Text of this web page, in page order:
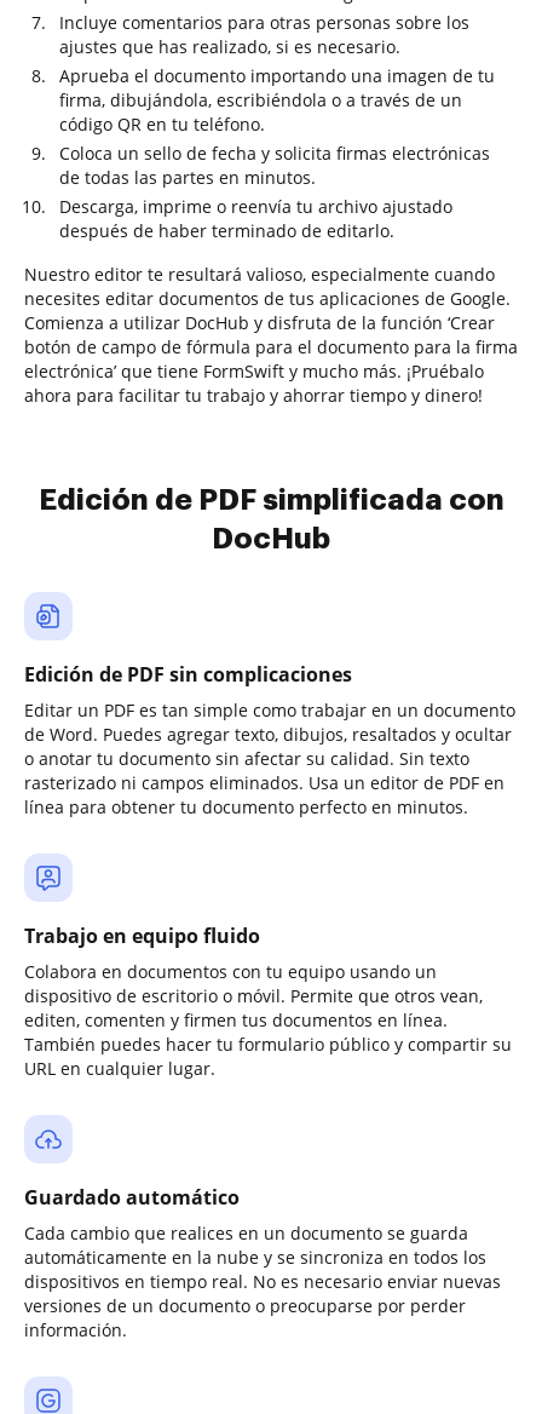
Incluye comentarios para otras personas sobre los
ajustes que has realizado, si es necesario.
Aprueba el documento importando una imagen de tu
firma, dibujándola, escribiéndola o a través de un
código QR en tu teléfono.
Coloca un sello de fecha y solicita firmas electrónicas
de todas las partes en minutos.
Descarga, imprime o reenvía tu archivo ajustado
después de haber terminado de editarlo.
Nuestro editor te resultará valioso, especialmente cuando
necesites editar documentos de tus aplicaciones de Google.
Comienza a utilizar DocHub y disfruta de la función ‘Crear
botón de campo de fórmula para el documento para la firma
electrónica’ que tiene FormSwift y mucho más. ¡Pruébalo
ahora para facilitar tu trabajo y ahorrar tiempo y dinero!
Edición de PDF simplificada con
DocHub
Edición de PDF sin complicaciones
Editar un PDF es tan simple como trabajar en un documento
de Word. Puedes agregar texto, dibujos, resaltados y ocultar
o anotar tu documento sin afectar su calidad. Sin texto
rasterizado ni campos eliminados. Usa un editor de PDF en
línea para obtener tu documento perfecto en minutos.
Trabajo en equipo fluido
Colabora en documentos con tu equipo usando un
dispositivo de escritorio o móvil. Permite que otros vean,
editen, comenten y firmen tus documentos en línea.
También puedes hacer tu formulario público y compartir su
URL en cualquier lugar.
Guardado automático
Cada cambio que realices en un documento se guarda
automáticamente en la nube y se sincroniza en todos los
dispositivos en tiempo real. No es necesario enviar nuevas
versiones de un documento o preocuparse por perder
información.